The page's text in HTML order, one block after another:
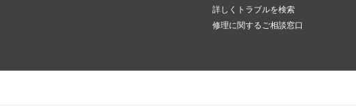
詳しくトラブルを検索
修理に関するご相談窓口